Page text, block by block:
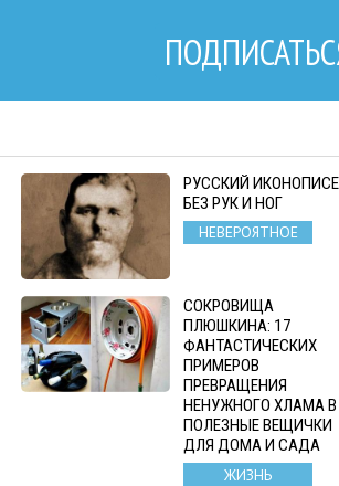
РУССКИЙ
БЕЗ РУК И НОГ
НЕВЕРОЯТНОЕ
СОКРОВИЩА
ПЛЮШКИНА: 17
ФАНТАСТИЧЕСКИХ
ПРИМЕРОВ
ПРЕВРАЩЕНИЯ
НЕНУЖНОГО ХЛАМА В
ПОЛЕЗНЫЕ ВЕЩИЧКИ
ДЛЯ ДОМА И САДА
ЖИЗНЬ